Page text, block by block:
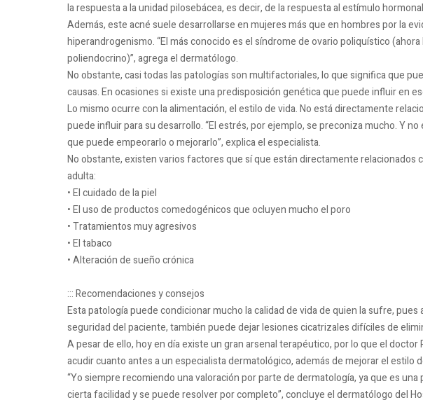
la respuesta a la unidad pilosebácea, es decir, de la respuesta al estímulo
Además, este acné suele desarrollarse en mujeres más que en hombres por la
hiperandrogenismo. “El más conocido es el síndrome de ovario poliquístico
poliendocrino)”, agrega el dermatólogo.
No obstante, casi todas las patologías son multifactoriales, lo que significa que
causas. En ocasiones si existe una predisposición genética que puede influir en
Lo mismo ocurre con la alimentación, el estilo de vida. No está directamente
puede influir para su desarrollo. “El estrés, por ejemplo, se preconiza mucho. Y
que puede empeorarlo o mejorarlo”, explica el especialista.
No obstante, existen varios factores que sí que están directamente relacionados
adulta:
• El cuidado de la piel
• El uso de productos comedogénicos que ocluyen mucho el poro
• Tratamientos muy agresivos
• El tabaco
• Alteración de sueño crónica
::: Recomendaciones y consejos
Esta patología puede condicionar mucho la calidad de vida de quien la sufre,
seguridad del paciente, también puede dejar lesiones cicatrizales difíciles de
A pesar de ello, hoy en día existe un gran arsenal terapéutico, por lo que el
acudir cuanto antes a un especialista dermatológico, además de mejorar el estilo
“Yo siempre recomiendo una valoración por parte de dermatología, ya que es una
cierta facilidad y se puede resolver por completo”, concluye el dermatólogo del